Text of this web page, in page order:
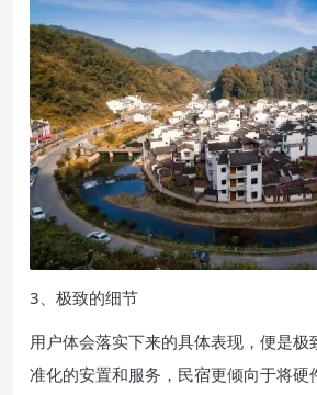
3、极致的细节
用户体会落实下来的具体表现，便是极
准化的安置和服务，民宿更倾向于将硬